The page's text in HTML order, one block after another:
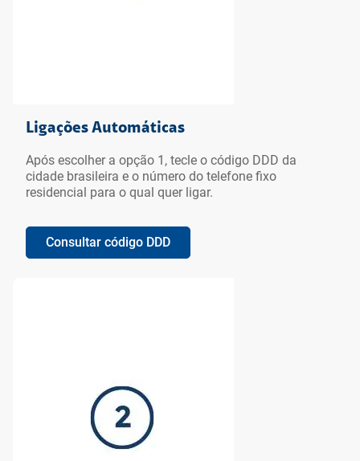
Ligações Automáticas
Após escolher a opção 1, tecle o código DDD da
cidade brasileira e o número do telefone fixo
residencial para o qual quer ligar.
Consultar código DDD